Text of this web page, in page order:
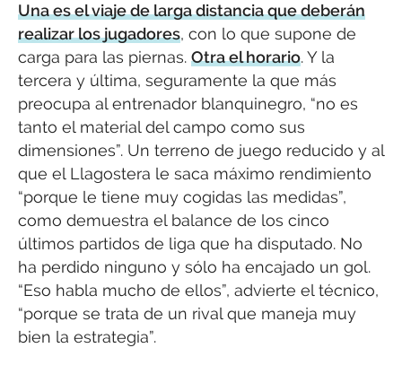
Una es el viaje de larga distancia que deberán
realizar los jugadores, con lo que supone de
carga para las piernas. Otra el horario. Y la
tercera y última, seguramente la que más
preocupa al entrenador blanquinegro, “no es
tanto el material del campo como sus
dimensiones”. Un terreno de juego reducido y al
que el Llagostera le saca máximo rendimiento
“porque le tiene muy cogidas las medidas”,
como demuestra el balance de los cinco
últimos partidos de liga que ha disputado. No
ha perdido ninguno y sólo ha encajado un gol.
“Eso habla mucho de ellos”, advierte el técnico,
“porque se trata de un rival que maneja muy
bien la estrategia”.